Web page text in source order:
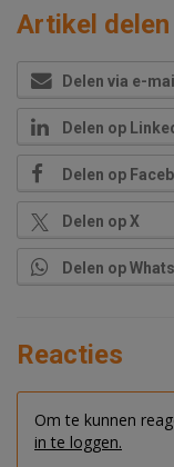
Artikel delen
Delen via e-mail
Delen op
Delen op
Delen op X
Delen op
Reacties
Om te kunnen
in te loggen.